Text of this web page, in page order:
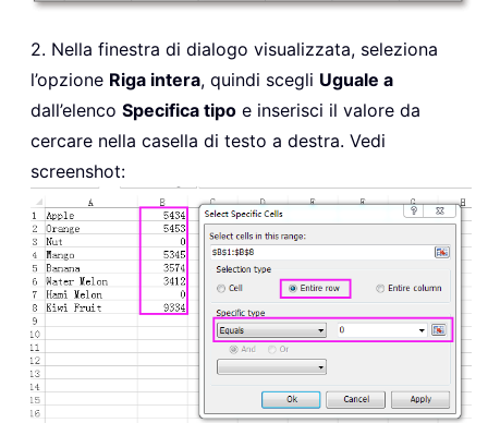
2. Nella finestra di dialogo visualizzata, seleziona
l’opzione Riga intera, quindi scegli Uguale a
dall’elenco Specifica tipo e inserisci il valore da
cercare nella casella di testo a destra. Vedi
screenshot: